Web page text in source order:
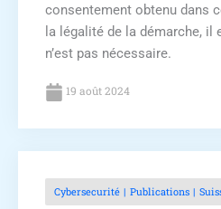
consentement obtenu dans
la légalité de la démarche,
n’est pas nécessaire.
19 août 2024
Cybersecurité Publications